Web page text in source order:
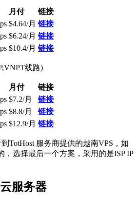
月付
链接
$4.64/月 链接
$6.24/月 链接
$10.4/月 链接
线路)
月付
链接
$7.2/月
链接
$8.8/月
链接
$12.9/月 链接
TotHost 服务商提供的越南VPS，如
，选择最后一个方案，采用的是ISP IP
服务器